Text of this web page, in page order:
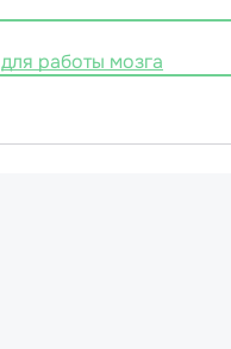
для работы мозга